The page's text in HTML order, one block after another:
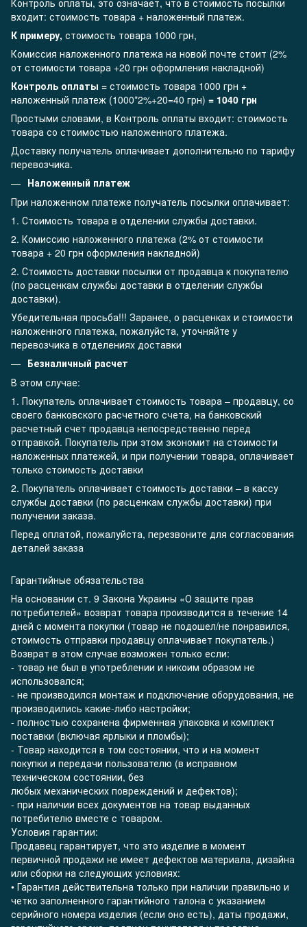
входит: стоимость товара + наложенный платеж.
К примеру, стоимость товара 1000 грн,
Комиссия наложенного платежа на новой почте стоит (2%
от стоимости товара +20 грн оформления накладной)
Контроль оплаты = стоимость товара 1000 грн +
наложенный платеж (1000*2%+20=40 грн) = 1040 грн
Простыми словами, в Контроль оплаты входит: стоимость
товара со стоимостью наложенного платежа.
Доставку получатель оплачивает дополнительно по тарифу
перевозчика.
Наложенный платеж
При наложенном платеже получатель посылки оплачивает:
1. Стоимость товара в отделении службы доставки.
2. Комиссию наложенного платежа (2% от стоимости
товара + 20 грн оформления накладной)
2. Стоимость доставки посылки от продавца к покупателю
(по расценкам службы доставки в отделении службы
доставки).
Убедительная просьба!!! Заранее, о расценках и стоимости
наложенного платежа, пожалуйста, уточняйте у
перевозчика в отделениях доставки
Безналичный расчет
В этом случае:
1. Покупатель оплачивает стоимость товара – продавцу, со
своего банковского расчетного счета, на банковский
расчетный счет продавца непосредственно перед
отправкой. Покупатель при этом экономит на стоимости
наложенных платежей, и при получении товара, оплачивает
только стоимость доставки
2. Покупатель оплачивает стоимость доставки – в кассу
службы доставки (по расценкам службы доставки) при
получении заказа.
Перед оплатой, пожалуйста, перезвоните для согласования
деталей заказа
Гарантийные обязательства
На основании ст. 9 Закона Украины «О защите прав
потребителей» возврат товара производится в течение 14
дней с момента покупки (товар не подошел/не понравился,
стоимость отправки продавцу оплачивает покупатель.)
Возврат в этом случае возможен только если:
- товар не был в употреблении и никоим образом не
использовался;
- не производился монтаж и подключение оборудования, не
производились какие-либо настройки;
- полностью сохранена фирменная упаковка и комплект
поставки (включая ярлыки и пломбы);
- Товар находится в том состоянии, что и на момент
покупки и передачи пользователю (в исправном
техническом состоянии, без
любых механических повреждений и дефектов);
- при наличии всех документов на товар выданных
потребителю вместе с товаром.
Условия гарантии:
Продавец гарантирует, что это изделие в момент
первичной продажи не имеет дефектов материала, дизайна
или сборки на следующих условиях:
• Гарантия действительна только при наличии правильно и
четко заполненного гарантийного талона с указанием
серийного номера изделия (если оно есть), даты продажи,